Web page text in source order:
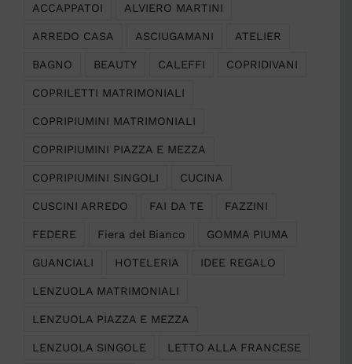
ACCAPPATOI ALVIERO MARTINI
ARREDO CASA ASCIUGAMANI ATELIER
BAGNO BEAUTY CALEFFI COPRIDIVANI
COPRILETTI MATRIMONIALI
COPRIPIUMINI MATRIMONIALI
COPRIPIUMINI PIAZZA E MEZZA
COPRIPIUMINI SINGOLI CUCINA
CUSCINI ARREDO FAI DA TE FAZZINI
FEDERE Fiera del Bianco GOMMA PIUMA
GUANCIALI HOTELERIA IDEE REGALO
LENZUOLA MATRIMONIALI
LENZUOLA PIAZZA E MEZZA
LENZUOLA SINGOLE LETTO ALLA FRANCESE